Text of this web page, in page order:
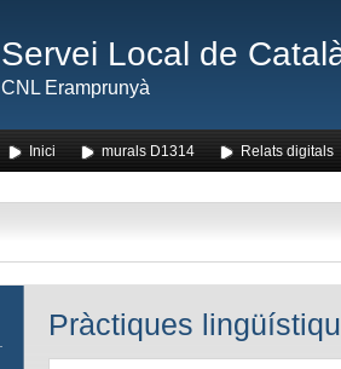
Servei Local de
CNL Eramprunyà
Inici murals D1314 Relats digitals
Pràctiques